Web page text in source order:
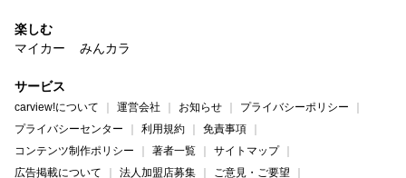
楽しむ
マイカー
みんカラ
サービス
carview!について 運営会社 お知らせ
プライバシーポリシー
プライバシーセンター
利用規約
免責事項
コンテンツ制作ポリシー
著者一覧
サイトマップ
広告掲載について
法人加盟店募集 ご意見・ご要望